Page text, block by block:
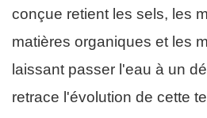
conçue retient les sels, les
matières organiques et les
laissant passer l'eau à un
retrace l'évolution de cette